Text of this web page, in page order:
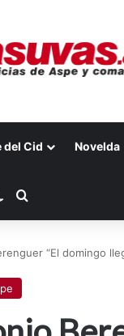
del Cid Novelda
Switch skin
“El domingo